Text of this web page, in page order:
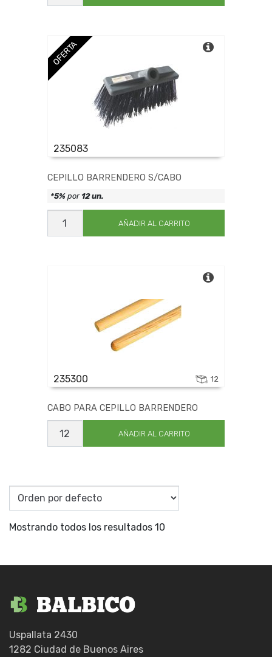
PLASTICO
OFERTA
235083
CEPILLO BARRENDERO S/CABO
CEPILLO
BARRENDERO
S/CABO
AÑADIR AL CARRITO
*5%por12 un.
235300 12
CABO PARA CEPILLO BARRENDERO
CABO
PARA
CEPILLO
AÑADIR AL CARRITO
Mostrando todos los resultados 10
Uspallata 2430
1282 Ciudad de Buenos Aires